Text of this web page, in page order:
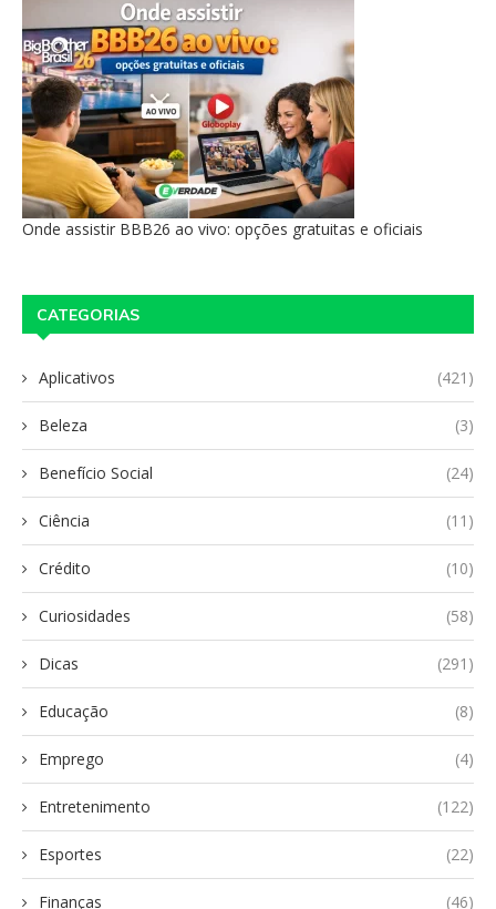
Onde assistir BBB26 ao vivo: opções gratuitas e oficiais
CATEGORIAS
Aplicativos (421)
Beleza (3)
Benefício Social (24)
Ciência (11)
Crédito (10)
Curiosidades (58)
Dicas (291)
Educação (8)
Emprego (4)
Entretenimento (122)
Esportes (22)
Finanças (46)